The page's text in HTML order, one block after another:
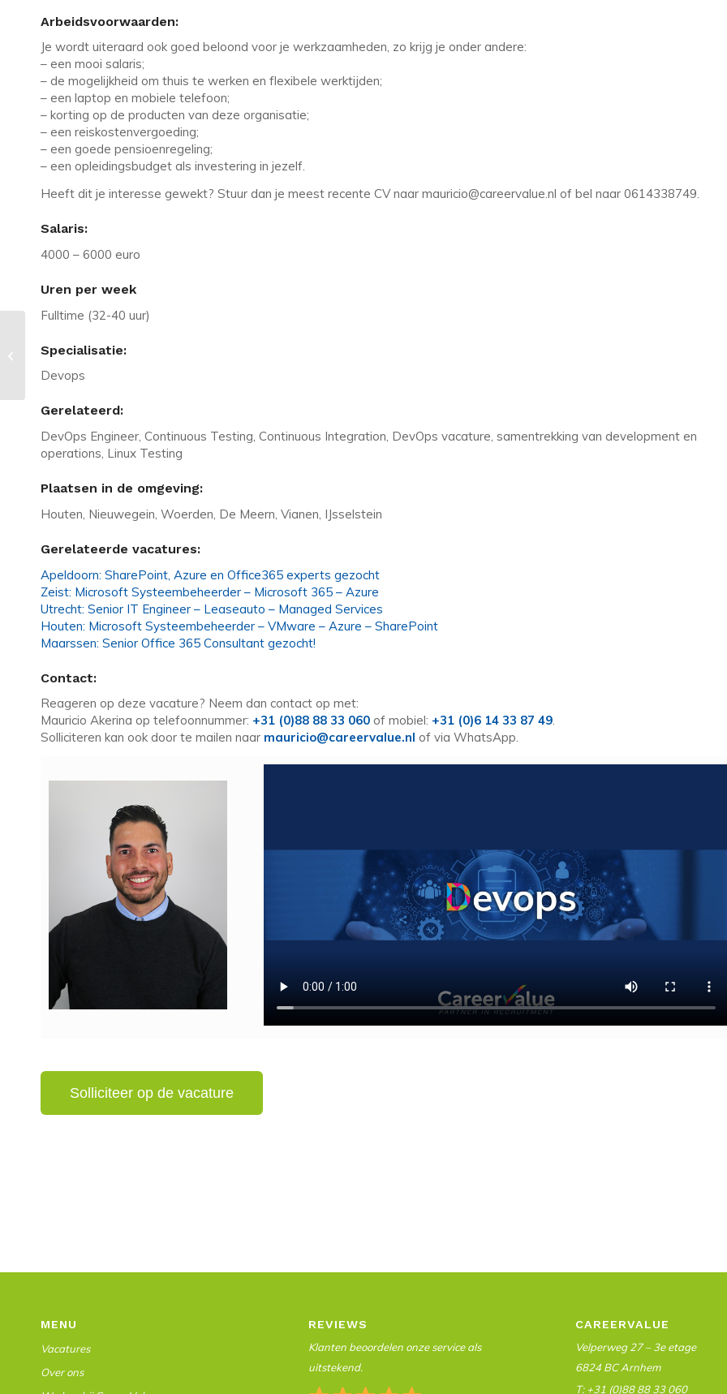
Arbeidsvoorwaarden:
Je wordt uiteraard ook goed beloond voor je werkzaamheden, zo krijg je onder andere:
– een mooi salaris;
– de mogelijkheid om thuis te werken en flexibele werktijden;
– een laptop en mobiele telefoon;
– korting op de producten van deze organisatie;
– een reiskostenvergoeding;
– een goede pensioenregeling;
– een opleidingsbudget als investering in jezelf.
Heeft dit je interesse gewekt? Stuur dan je meest recente CV naar mauricio@careervalue.nl of bel naar 0614338749.
Salaris:
4000 – 6000 euro
Uren per week
Fulltime (32-40 uur)
Specialisatie:
Devops
Gerelateerd:
DevOps Engineer, Continuous Testing, Continuous Integration, DevOps vacature, samentrekking van development en
operations, Linux Testing
Plaatsen in de omgeving:
Houten, Nieuwegein, Woerden, De Meern, Vianen, IJsselstein
Gerelateerde vacatures:
Apeldoorn: SharePoint, Azure en Office365 experts gezocht
Zeist: Microsoft Systeembeheerder – Microsoft 365 – Azure
Utrecht: Senior IT Engineer – Leaseauto – Managed Services
Houten: Microsoft Systeembeheerder – VMware – Azure – SharePoint
Maarssen: Senior Office 365 Consultant gezocht!
Contact:
Reageren op deze vacature? Neem dan contact op met:
Mauricio Akerina op telefoonnummer: +31 (0)88 88 33 060 of mobiel: +31 (0)6 14 33 87 49.
Solliciteren kan ook door te mailen naar mauricio@careervalue.nl of via WhatsApp.
MENU
Vacatures
Over ons
REVIEWS
Klanten beoordelen onze service als
uitstekend.
CAREERVALUE
Velperweg 27 – 3e etage
6824 BC Arnhem
T: +31 (0)88 88 33 060
Vacature in Zwolle: Microsoft Cloud